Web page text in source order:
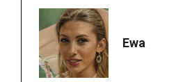
Ewa